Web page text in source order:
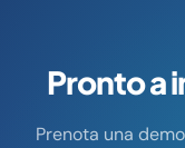
Pronto a
Prenota una